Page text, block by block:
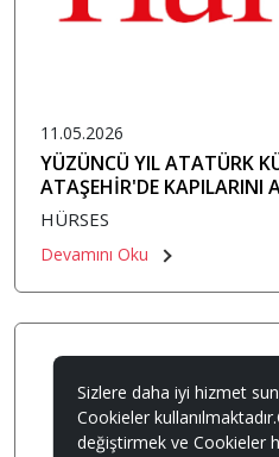
11.05.2026
YÜZÜNCÜ YIL ATATÜRK
ATAŞEHİR'DE KAPILARINI
HÜRSES
Devamını Oku
Sizlere daha iyi hizmet
Cookieler
değiştirmek ve Cookieler